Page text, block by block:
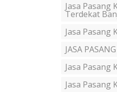
Jasa Pasang
Terdekat
Jasa Pasang
JASA
Jasa Pasang
Jasa Pasang